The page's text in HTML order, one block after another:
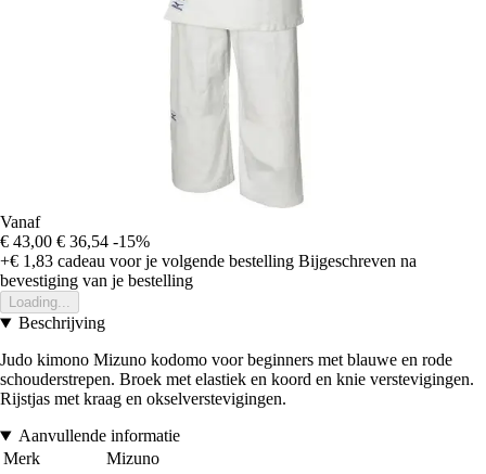
Vanaf
€ 43,00 € 36,54 -15%
+€ 1,83 cadeau voor je volgende bestelling Bijgeschreven na
bevestiging van je bestelling
Loading...
Beschrijving
Judo kimono Mizuno kodomo voor beginners met blauwe en rode
schouderstrepen. Broek met elastiek en koord en knie verstevigingen.
Rijstjas met kraag en okselverstevigingen.
Aanvullende informatie
Merk
Mizuno